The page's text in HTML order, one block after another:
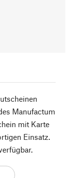
Manufactum
mit Karte
Einsatz.